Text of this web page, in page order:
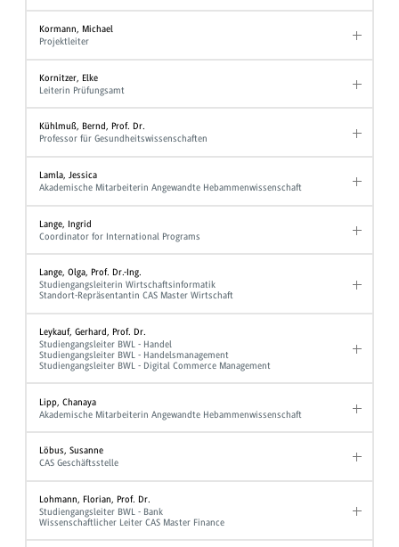
Kormann, Michael
Projektleiter
Kornitzer, Elke
Leiterin Prüfungsamt
Kühlmuß, Bernd, Prof. Dr.
Professor für Gesundheitswissenschaften
Lamla, Jessica
Akademische Mitarbeiterin Angewandte Hebammenwissenschaft
Lange, Ingrid
Coordinator for International Programs
Lange, Olga, Prof. Dr.-Ing.
Studiengangsleiterin Wirtschaftsinformatik
Standort-Repräsentantin CAS Master Wirtschaft
Leykauf, Gerhard, Prof. Dr.
Studiengangsleiter BWL - Handel
Studiengangsleiter BWL - Handelsmanagement
Studiengangsleiter BWL - Digital Commerce Management
Lipp, Chanaya
Akademische Mitarbeiterin Angewandte Hebammenwissenschaft
Löbus, Susanne
CAS Geschäftsstelle
Lohmann, Florian, Prof. Dr.
Studiengangsleiter BWL - Bank
Wissenschaftlicher Leiter CAS Master Finance